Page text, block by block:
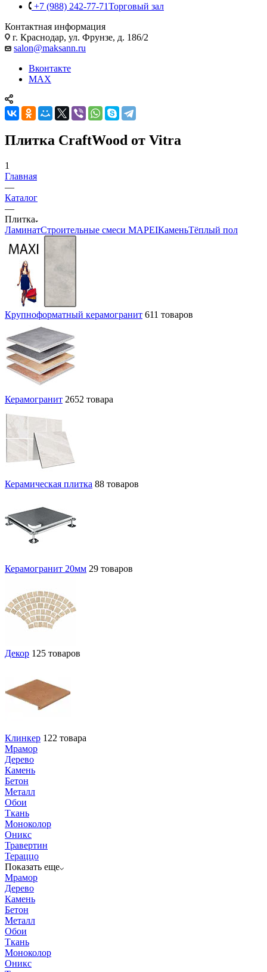
+7 (988) 242-77-71Торговый зал
Контактная информация
г. Краснодар, ул. Фрунзе, д. 186/2
salon@maksann.ru
Вконтакте
MAX
Плитка CraftWood от Vitra
1
Главная
—
Каталог
—
Плитка
ЛаминатСтроительные смеси MAPEIКаменьТёплый пол
Крупноформатный керамогранит 611 товаров
Керамогранит 2652 товара
Керамическая плитка 88 товаров
Керамогранит 20мм 29 товаров
Декор 125 товаров
Клинкер 122 товара
Мрамор
Дерево
Камень
Бетон
Металл
Обои
Ткань
Моноколор
Оникс
Травертин
Тераццо
Показать еще
Мрамор
Дерево
Камень
Бетон
Металл
Обои
Ткань
Моноколор
Оникс